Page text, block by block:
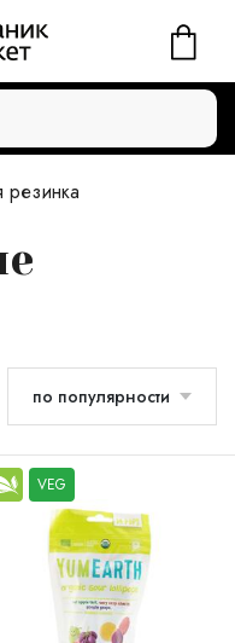
резинка
по популярности
VEG